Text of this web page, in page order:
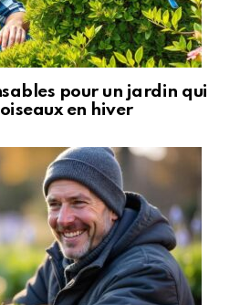
pour un jardin qui
en hiver